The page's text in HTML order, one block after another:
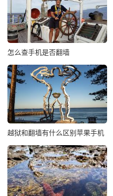
怎么查手机是否翻墙
越狱和翻墙有什么区别苹果手机